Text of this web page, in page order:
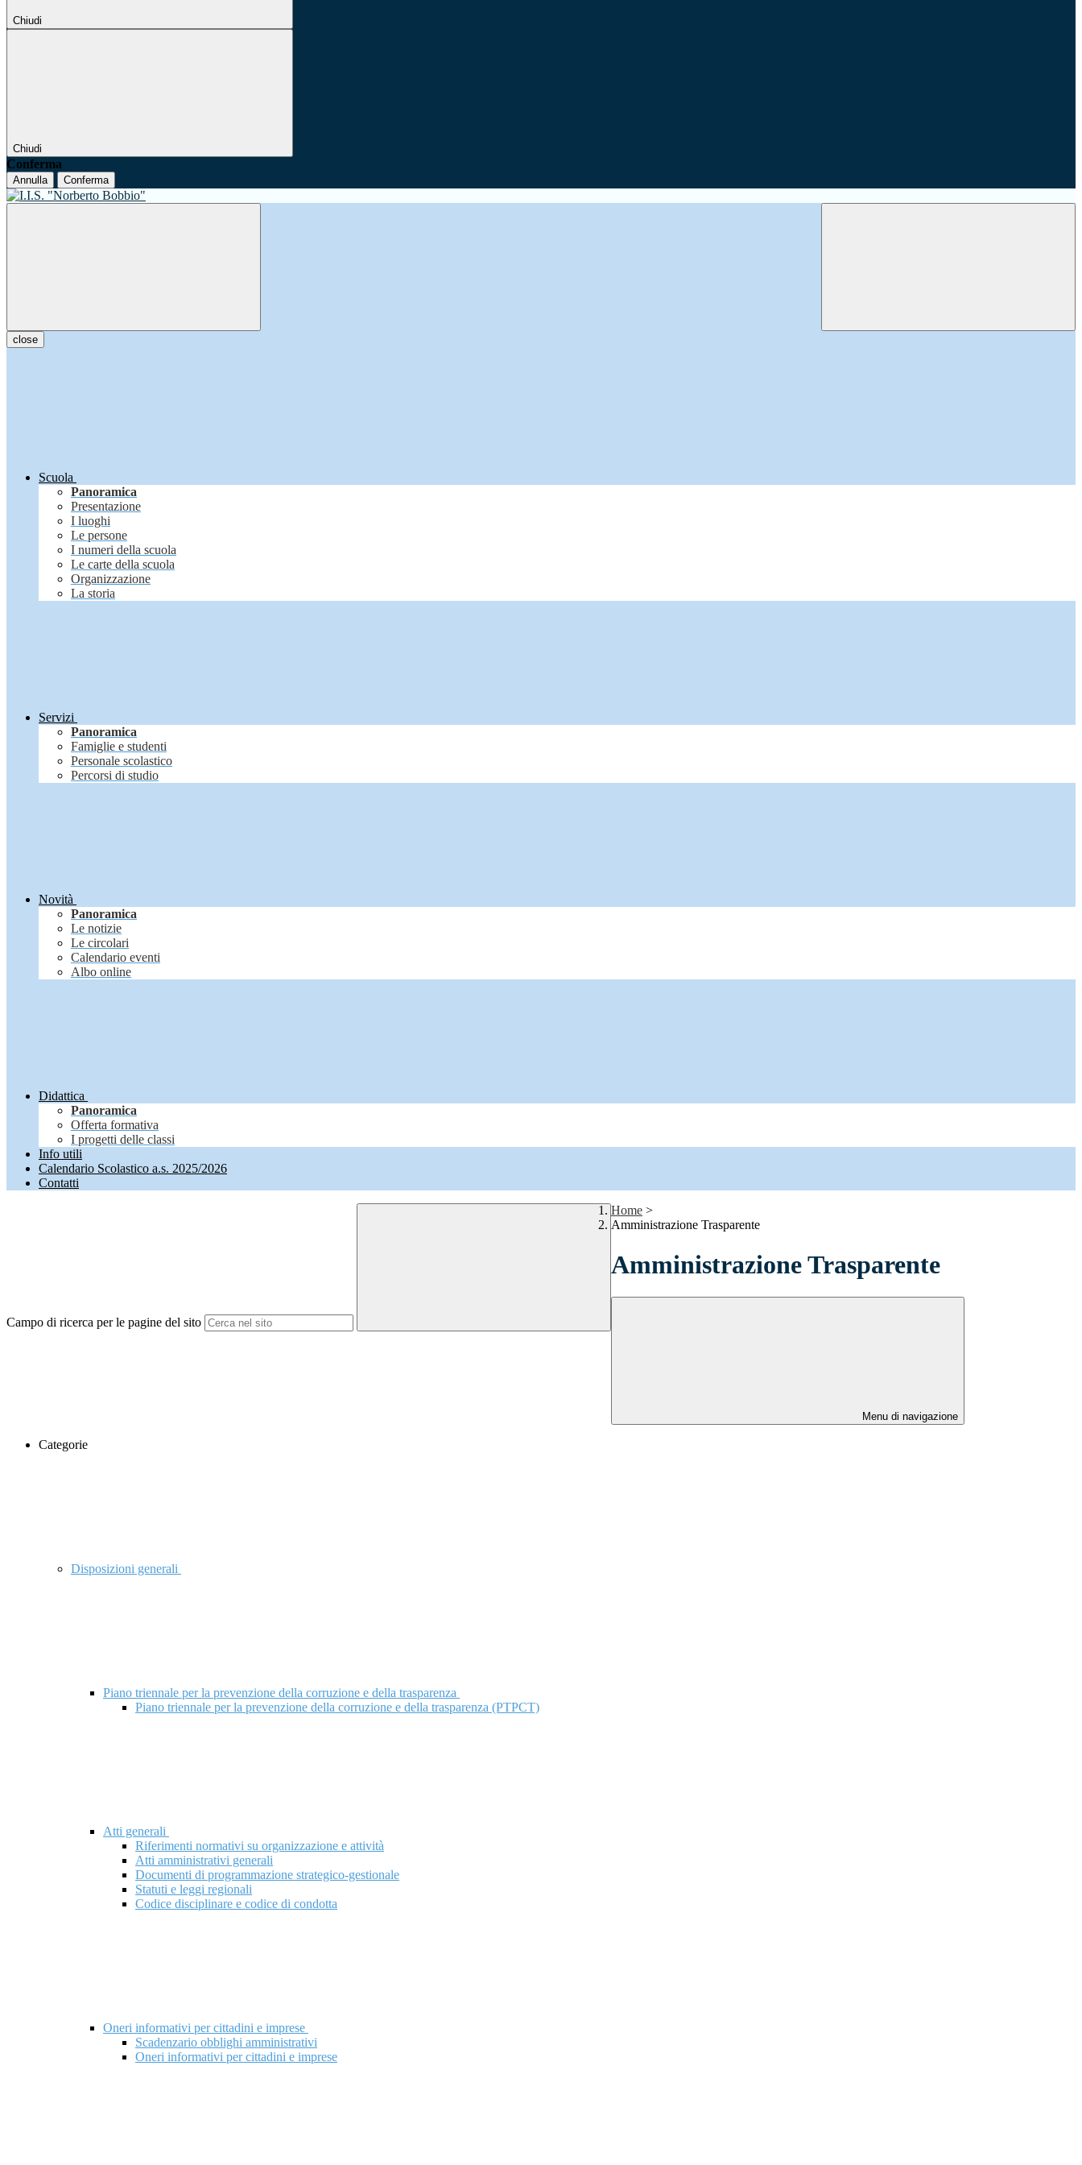
Chiudi
Chiudi
Conferma
Annulla Conferma
close
Scuola
Panoramica
Presentazione
I luoghi
Le persone
I numeri della scuola
Le carte della scuola
Organizzazione
La storia
Servizi
Panoramica
Famiglie e studenti
Personale scolastico
Percorsi di studio
Novità
Panoramica
Le notizie
Le circolari
Calendario eventi
Albo online
Didattica
Panoramica
Offerta formativa
I progetti delle classi
Info utili
Calendario Scolastico a.s. 2025/2026
Contatti
Campo di ricerca per le pagine del sito
Home >
Amministrazione Trasparente
Amministrazione Trasparente
Menu di navigazione
Categorie
Disposizioni generali
Piano triennale per la prevenzione della corruzione e della trasparenza
Piano triennale per la prevenzione della corruzione e della trasparenza (PTPCT)
Atti generali
Riferimenti normativi su organizzazione e attività
Atti amministrativi generali
Documenti di programmazione strategico-gestionale
Statuti e leggi regionali
Codice disciplinare e codice di condotta
Oneri informativi per cittadini e imprese
Scadenzario obblighi amministrativi
Oneri informativi per cittadini e imprese